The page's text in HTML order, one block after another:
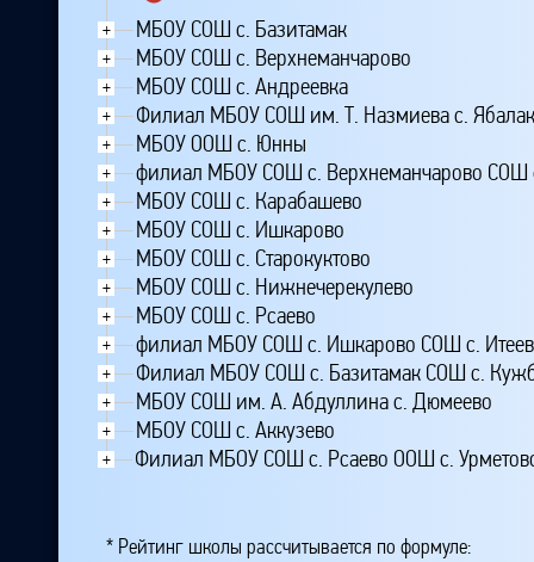
+ МБОУ СОШ с. Базитамак
+ МБОУ СОШ с. Верхнеманчарово
+ МБОУ СОШ с. Андреевка
+ Филиал МБОУ СОШ им. Т. Назмиева с.
+ МБОУ ООШ с. Юнны
+ филиал МБОУ СОШ с. Верхнеманчарово СОШ
+ МБОУ СОШ с. Карабашево
+ МБОУ СОШ с. Ишкарово
+ МБОУ СОШ с. Старокуктово
+ МБОУ СОШ с. Нижнечерекулево
+ МБОУ СОШ с. Рсаево
+ филиал МБОУ СОШ с. Ишкарово СОШ с.
+ Филиал МБОУ СОШ с. Базитамак СОШ с.
+ МБОУ СОШ им. А. Абдуллина с. Дюмеево
+ МБОУ СОШ с. Аккузево
+ Филиал МБОУ СОШ с. Рсаево ООШ с.
* Рейтинг школы рассчитывается по формуле: